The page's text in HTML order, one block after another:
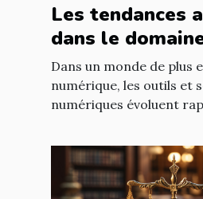
Les tendances
dans le
et services
Dans un monde de plus
numérique, les outils et
numériques évoluent